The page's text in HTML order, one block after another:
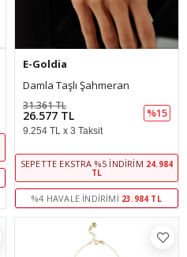
E-Goldia
Damla Taşlı Şahmeran
26.577 TL
31.361 TL
%15
9.254 TL x 3 Taksit
SEPETTE EKSTRA %5 İNDIRIM 24.984
TL
%4 HAVALE İNDIRIMI 23.984 TL